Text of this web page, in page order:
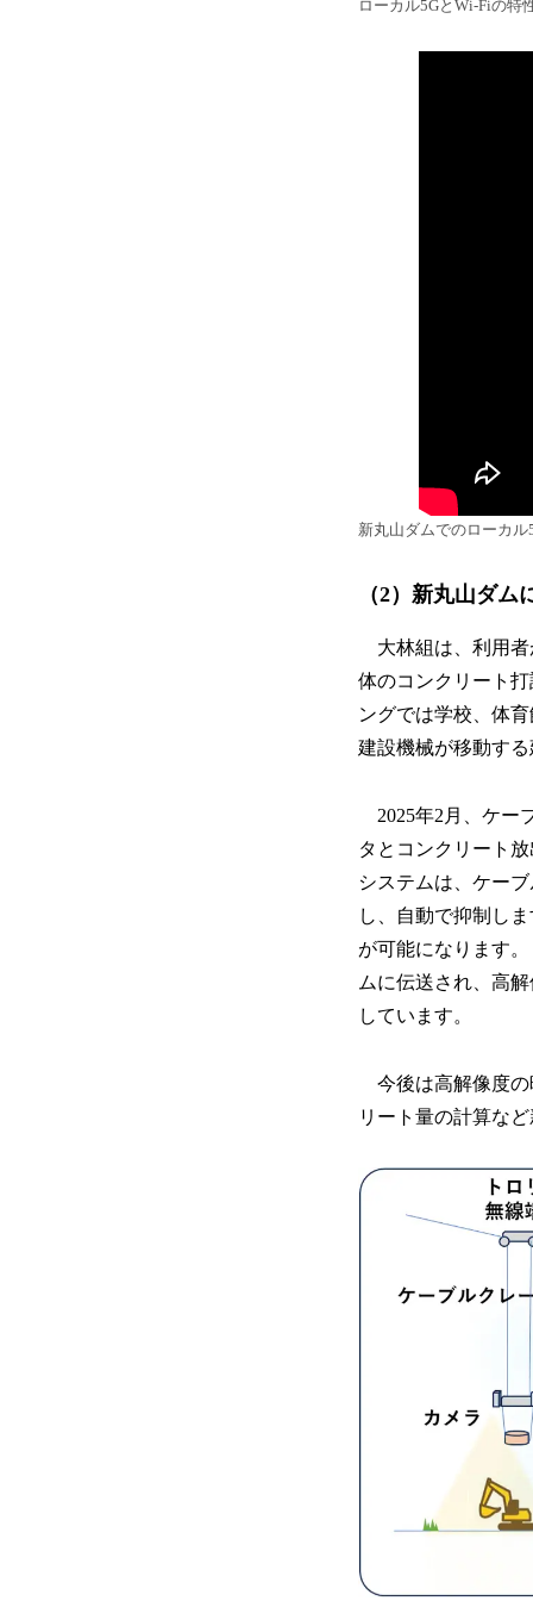
ローカル5GとWi-Fiの特
新丸山ダムでのローカ
（2）新丸山ダ
大林組は、利用者
体のコンクリート
ングでは学校、体
建設機械が移動す
2025年2月、ケー
タとコンクリート
システムは、ケー
し、自動で抑制し
が可能になります
ムに伝送され、高
しています。
今後は高解像度の
リート量の計算な